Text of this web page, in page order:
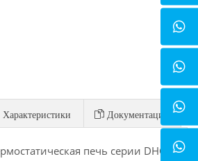
Xарактеристики Документация
печь серии DHG